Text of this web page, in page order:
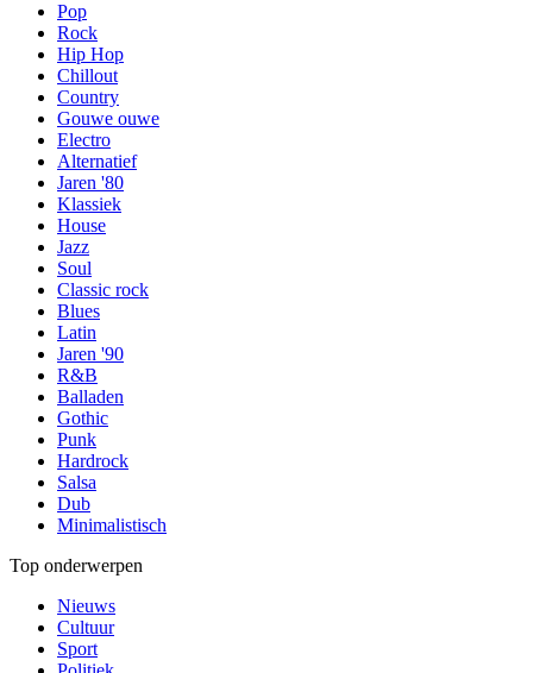
Pop
Rock
Hip Hop
Chillout
Country
Gouwe ouwe
Electro
Alternatief
Jaren '80
Klassiek
House
Jazz
Soul
Classic rock
Blues
Latin
Jaren '90
R&B
Balladen
Gothic
Punk
Hardrock
Salsa
Dub
Minimalistisch
Top onderwerpen
Nieuws
Cultuur
Sport